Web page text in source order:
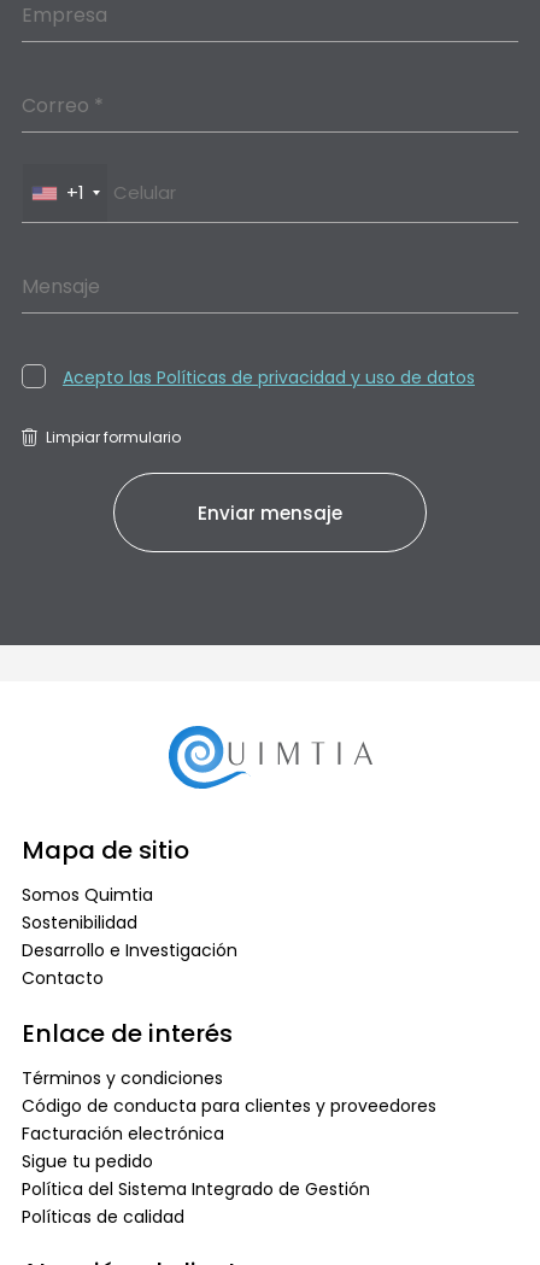
Empresa
Correo *
+1
Mensaje
Acepto las Políticas de privacidad y uso de datos
Limpiar formulario
Mapa de sitio
Somos Quimtia
Sostenibilidad
Desarrollo e Investigación
Contacto
Enlace de interés
Términos y condiciones
Código de conducta para clientes y proveedores
Facturación electrónica
Sigue tu pedido
Política del Sistema Integrado de Gestión
Políticas de calidad